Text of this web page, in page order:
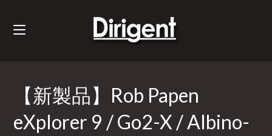
【新製品】Rob Papen
eXplorer 9 / Go2-X / Albino-